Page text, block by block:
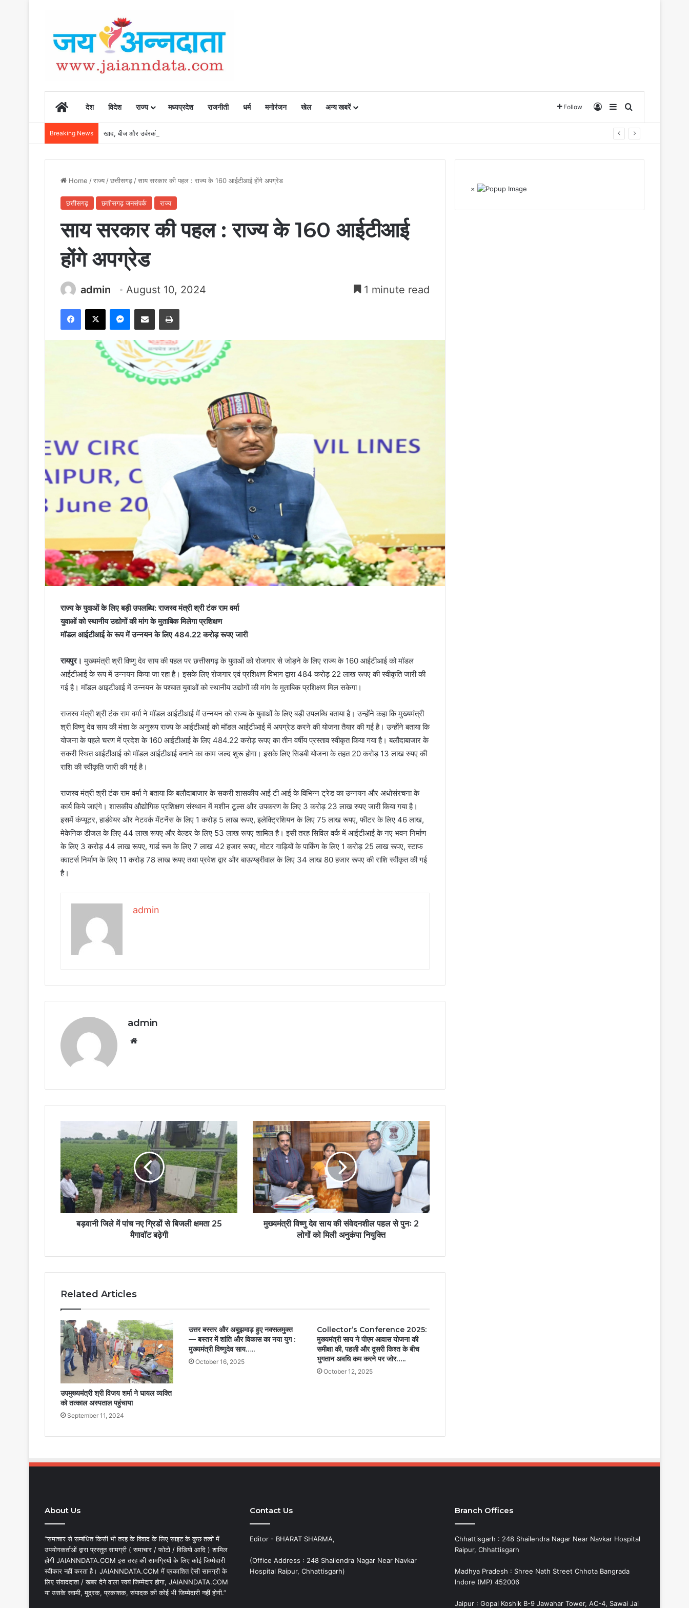
Homeदेश विदेश राज्य मध्यप्रदेश राजनीती धर्म मनोरंजन खेल अन्य खबरें Follow Log InSidebarSearch for
Breaking News खाद, बीज और उर्वरकों की समय पर उपलब्धता से किसानों में उत्साह, नैनो डीएपी और नैनो यूरिया बने किसानों के भरोसेमंद कृषि साथी…..
Home /राज्य/छत्तीसगढ़/साय सरकार की पहल : राज्य के 160 आईटीआई होंगे अपग्रेड
छत्तीसगढ़ छत्तीसगढ़ जनसंपर्क राज्य
साय सरकार की पहल : राज्य के 160 आईटीआई
होंगे अपग्रेड
admin August 10, 2024 1 minute read
Facebook
X Messenger
Share via Email Print
राज्य के युवाओं के लिए बड़ी उपलब्धि: राजस्व मंत्री श्री टंक राम वर्मा
युवाओं को स्थानीय उद्योगों की मांग के मुताबिक मिलेगा प्रशिक्षण
मॉडल आईटीआई के रूप में उन्नयन के लिए 484.22 करोड़ रूपए जारी
रायपुर। मुख्यमंत्री श्री विष्णु देव साय की पहल पर छत्तीसगढ़ के युवाओं को रोजगार से जोड़ने के लिए राज्य के 160 आईटीआई को मॉडल
आईटीआई के रूप में उन्नयन किया जा रहा है। इसके लिए रोजगार एवं प्रशिक्षण विभाग द्वारा 484 करोड़ 22 लाख रूपए की स्वीकृति जारी की
गई है। मॉडल आइटीआई में उन्नयन के पश्चात युवाओं को स्थानीय उद्योगों की मांग के मुताबिक प्रशिक्षण मिल सकेगा।
राजस्व मंत्री श्री टंक राम वर्मा ने मॉडल आईटीआई में उन्नयन को राज्य के युवाओं के लिए बड़ी उपलब्धि बताया है। उन्होंने कहा कि मुख्यमंत्री
श्री विष्णु देव साय की मंशा के अनुरूप राज्य के आईटीआई को मॉडल आईटीआई में अपग्रेड करने की योजना तैयार की गई है। उन्होंने बताया कि
योजना के पहले चरण में प्रदेश के 160 आईटीआई के लिए 484.22 करोड़ रूपए का तीन वर्षीय प्रस्ताव स्वीकृत किया गया है। बलौदाबाजार के
सकरी स्थित आईटीआई को मॉडल आईटीआई बनाने का काम जल्द शुरू होगा। इसके लिए सिडबी योजना के तहत 20 करोड़ 13 लाख रुपए की
राशि की स्वीकृति जारी की गई है।
राजस्व मंत्री श्री टंक राम वर्मा ने बताया कि बलौदाबाजार के सकरी शासकीय आई टी आई के विभिन्न ट्रेड का उन्नयन और अधोसंरचना के
कार्य किये जाएंगे। शासकीय औद्योगिक प्रशिक्षण संस्थान में मशीन टूल्स और उपकरण के लिए 3 करोड़ 23 लाख रुपए जारी किया गया है।
इसमें कंप्यूटर, हार्डवेयर और नेटवर्क मेंटनेंस के लिए 1 करोड़ 5 लाख रूपए, इलेक्ट्रिशियन के लिए 75 लाख रूपए, फीटर के लिए 46 लाख,
मेकेनिक डीजल के लिए 44 लाख रूपए और वेल्डर के लिए 53 लाख रूपए शामिल है। इसी तरह सिविल वर्क में आईटीआई के नए भवन निर्माण
के लिए 3 करोड़ 44 लाख रूपए, गार्ड रूम के लिए 7 लाख 42 हजार रूपए, मोटर गाड़ियों के पार्किंग के लिए 1 करोड़ 25 लाख रूपए, स्टाफ
क्वाटर्स निर्माण के लिए 11 करोड़ 78 लाख रूपए तथा प्रवेश द्वार और बाऊण्ड्रीवाल के लिए 34 लाख 80 हजार रूपए की राशि स्वीकृत की गई
है।
admin
admin
बड़वानी जिले में पांच नए ग्रिडों से बिजली क्षमता 25
मैगावॉट बढ़ेगी
मुख्यमंत्री विष्णु देव साय की संवेदनशील पहल से पुनः 2
लोगों को मिली अनुकंपा नियुक्ति
Related Articles
उपमुख्यमंत्री श्री विजय शर्मा ने घायल व्यक्ति
को तत्काल अस्पताल पहुंचाया
September 11, 2024
उत्तर बस्तर और अबूझमाड़ हुए नक्सलमुक्त
— बस्तर में शांति और विकास का नया युग :
मुख्यमंत्री विष्णुदेव साय…..
October 16, 2025
Collector’s Conference 2025:
मुख्यमंत्री साय ने पीएम आवास योजना की
समीक्षा की, पहली और दूसरी किश्त के बीच
भुगतान अवधि कम करने पर जोर…..
October 12, 2025
×
About Us
“समाचार से सम्बंधित किसी भी तरह के विवाद के लिए साइट के कुछ तत्वों में
उपयोगकर्ताओं द्वारा प्रस्तुत सामग्री ( समाचार / फोटो / विडियो आदि ) शामिल
होगी JAIANNDATA.COM इस तरह की सामग्रियों के लिए कोई जिम्मेदारी
स्वीकार नहीं करता है। JAIANNDATA.COM में प्रकाशित ऐसी सामग्री के
लिए संवाददाता / खबर देने वाला स्वयं जिम्मेदार होगा, JAIANNDATA.COM
या उसके स्वामी, मुद्रक, प्रकाशक, संपादक की कोई भी जिम्मेदारी नहीं होगी.”
Contact Us
Editor - BHARAT SHARMA,
(Office Address : 248 Shailendra Nagar Near Navkar
Hospital Raipur, Chhattisgarh)
Branch Offices
Chhattisgarh : 248 Shailendra Nagar Near Navkar Hospital
Raipur, Chhattisgarh
Madhya Pradesh : Shree Nath Street Chhota Bangrada
Indore (MP) 452006
Jaipur : Gopal Koshik B-9 Jawahar Tower, AC-4, Sawai Jai